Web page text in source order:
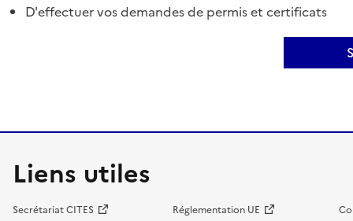
D'effectuer vos demandes de permis et certificats
Liens utiles
Secrétariat CITES Réglementation UE